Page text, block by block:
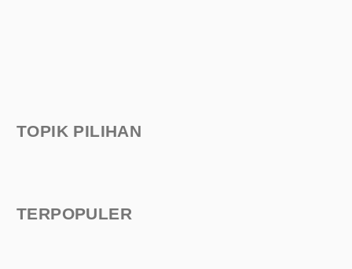
TOPIK PILIHAN
TERPOPULER